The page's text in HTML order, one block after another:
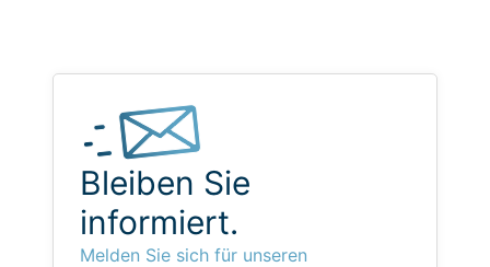
Bleiben Sie
informiert.
Melden Sie sich für unseren